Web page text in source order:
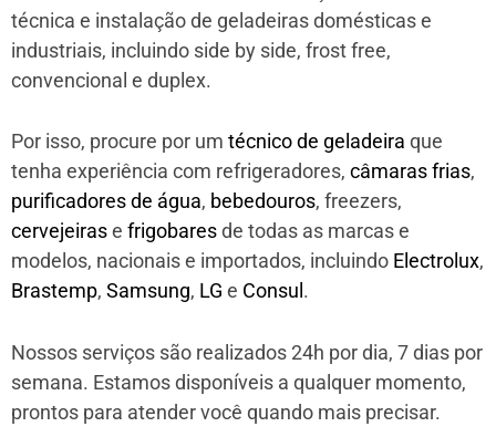
técnica e instalação de geladeiras domésticas e
industriais, incluindo side by side, frost free,
convencional e duplex.
Por isso, procure por um técnico de geladeira que
tenha experiência com refrigeradores, câmaras frias,
purificadores de água, bebedouros, freezers,
cervejeirase frigobaresde todas as marcas e
modelos, nacionais e importados, incluindo Electrolux,
Brastemp, Samsung, LG e Consul .
Nossos serviços são realizados 24h por dia, 7 dias por
semana. Estamos disponíveis a qualquer momento,
prontos para atender você quando mais precisar.